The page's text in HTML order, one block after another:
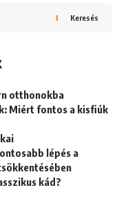
Keresés
otthonokba
Miért fontos a kisfiúk
lépés a
kád?